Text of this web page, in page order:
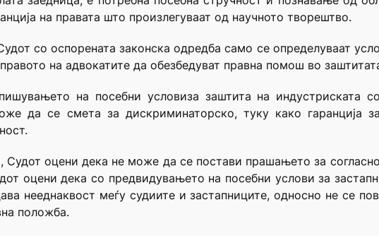
на правата што произлегуваат од научното творештво.
со оспорената законска одредба само се определуваат
на адвокатите да обезбедуват правна помош во
на посебни условиза заштита на индустриската
да се смета за дискриминаторско, туку како гаранција
Судот оцени дека не може да се постави прашањето за
оцени дека со предвидувањето на посебни услови за
нееднаквост меѓу судиите и застапниците, односно не се
положба.